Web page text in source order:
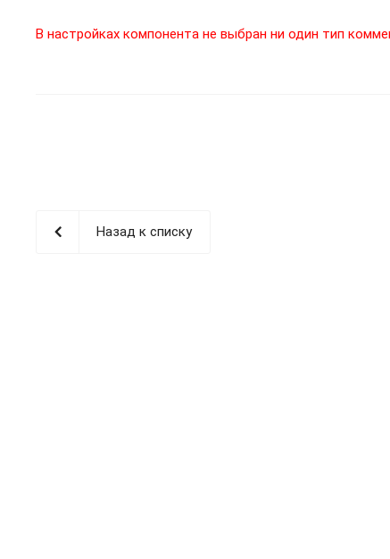
В настройках компонента не выбран ни один тип
Назад к списку